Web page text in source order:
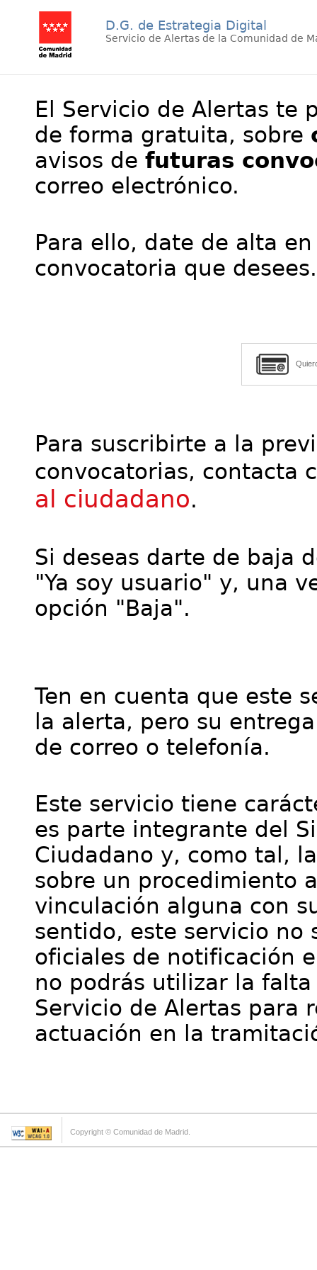
D.G. de Estrategia Digital
Servicio de Alertas de la Comunidad de
El Servicio de Alertas te
de forma gratuita, sobre
avisos de futuras
correo electrónico.
Para ello, date de alta
convocatoria que desees.
Para suscribirte a la
convocatorias, contacta
al ciudadano.
Si deseas darte de baja
"Ya soy usuario" y, una
opción "Baja".
Ten en cuenta que este
la alerta, pero su
de correo o telefonía.
Este servicio tiene
es parte integrante del
Ciudadano y, como tal,
sobre un procedimiento
vinculación alguna con
sentido, este servicio no
oficiales de notificación
no podrás utilizar la
Servicio de Alertas para
actuación en la
Copyright © Comunidad de Madrid.